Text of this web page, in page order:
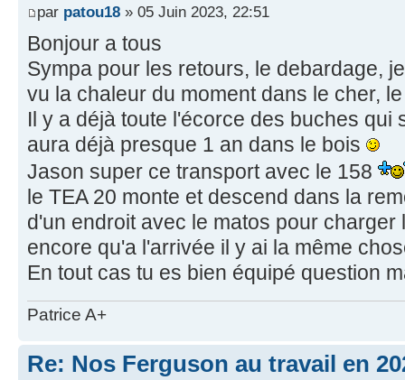
par patou18 » 05 Juin 2023, 22:51
Bonjour a tous
Sympa pour les retours, le debardage,
vu la chaleur du moment dans le cher,
Il y a déjà toute l'écorce des buches qui
aura déjà presque 1 an dans le bois
Jason super ce transport avec le 158
le TEA 20 monte et descend dans la
d'un endroit avec le matos pour charger
encore qu'a l'arrivée il y ai la même
En tout cas tu es bien équipé question
Patrice A+
Re: Nos Ferguson au travail en